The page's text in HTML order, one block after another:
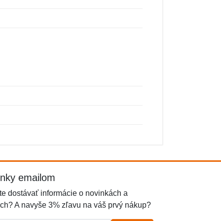
emailom
dostávať informácie o novinkách a
A navyše 3% zľavu na váš prvý nákup?